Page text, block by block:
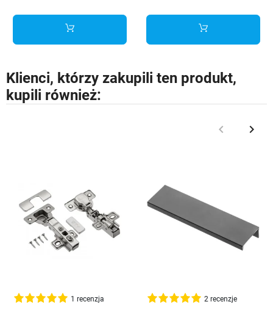
Klienci, którzy zakupili ten produkt,
kupili również:
Poprzedni
keyboard_arrow_left keyboard_arrow_right
1 recenzja 2 recenzje